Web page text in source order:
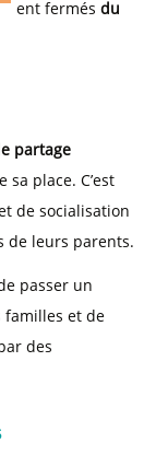
ent fermés du
partage
place. C’est
de socialisation
de leurs parents.
passer un
familles et de
des